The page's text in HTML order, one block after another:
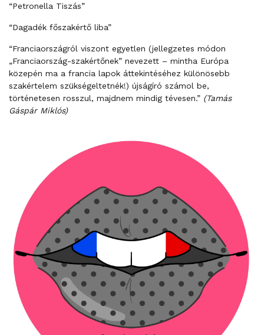
“Petronella Tiszás”
“Dagadék főszakértő liba”
“Franciaországról viszont egyetlen (jellegzetes módon
„Franciaország-szakértőnek” nevezett – mintha Európa
közepén ma a francia lapok áttekintéséhez különösebb
szakértelem szükségeltetnék!) újságíró számol be,
történetesen rosszul, majdnem mindig tévesen.” (Tamás
Gáspár Miklós)